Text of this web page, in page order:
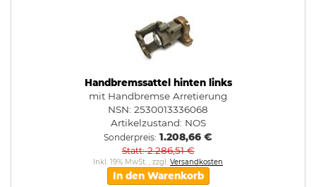
Handbremssattel hinten links
mit Handbremse Arretierung
NSN: 2530013336068
Artikelzustand: NOS
Sonderpreis 1.208,66 €
Statt 2.286,51 €
Inkl. 19% MwSt. , zzgl. Versandkosten
In den Warenkorb